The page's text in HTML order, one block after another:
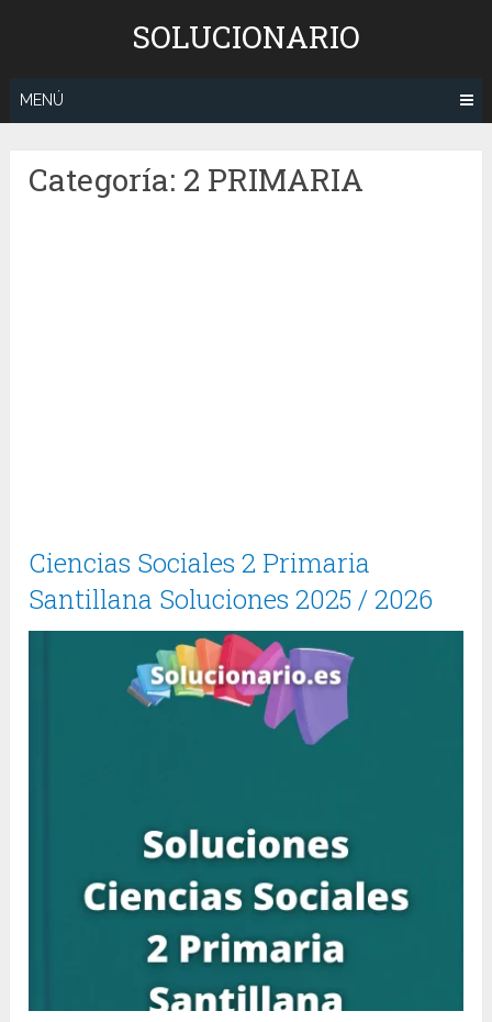
SOLUCIONARIO
MENÚ
Categoría: 2 PRIMARIA
Ciencias Sociales 2 Primaria
Santillana Soluciones 2025 / 2026